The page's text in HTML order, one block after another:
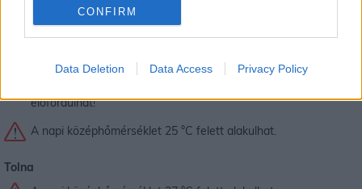
CONFIRM
Data Deletion Data Access Privacy Policy
A napi középhőmérséklet 27 °C felett alakulhat.
Figyelem! Zivatar alakulhat ki. Elsődleges veszélyforrást a
előfordulhat!
A napi középhőmérséklet 25 °C felett alakulhat.
Tolna